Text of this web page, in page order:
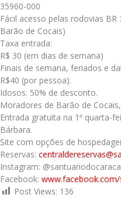
35960-000
Fácil acesso pelas rodovias
Barão de Cocais)
Taxa entrada:
R$ 30 (em dias de semana)
Finais de semana, feriados e
R$40 (por pessoa).
Idosos: 50% de desconto.
Moradores de Barão de
Entrada gratuita na 1ª quarta-
Bárbara.
Site com opções de
Reservas: centraldereservas@
Instagram:
Facebook: www.facebook.com/
Post Views: 136